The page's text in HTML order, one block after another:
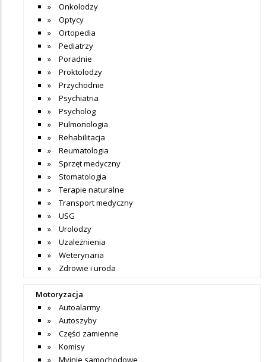
Onkolodzy
Optycy
Ortopedia
Pediatrzy
Poradnie
Proktolodzy
Przychodnie
Psychiatria
Psycholog
Pulmonologia
Rehabilitacja
Reumatologia
Sprzęt medyczny
Stomatologia
Terapie naturalne
Transport medyczny
USG
Urolodzy
Uzależnienia
Weterynaria
Zdrowie i uroda
Motoryzacja
Autoalarmy
Autoszyby
Części zamienne
Komisy
Myjnie samochodowe